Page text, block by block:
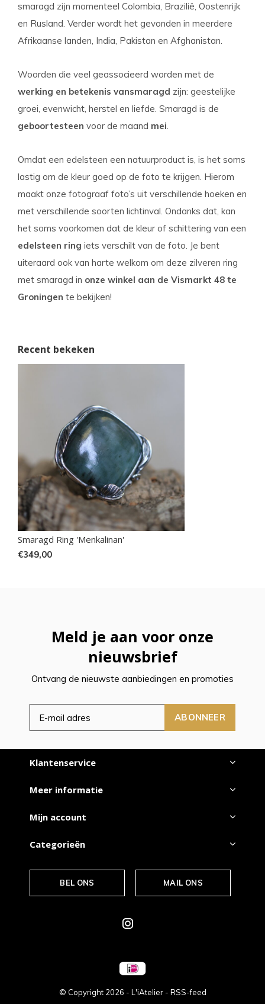
smaragd zijn momenteel Colombia, Brazilië, Oostenrijk
en Rusland. Verder wordt het gevonden in meerdere
Afrikaanse landen, India, Pakistan en Afghanistan.
Woorden die veel geassocieerd worden met de
werking en betekenis vansmaragd zijn: geestelijke
groei, evenwicht, herstel en liefde. Smaragd is de
geboortesteen voor de maand mei.
Omdat een edelsteen een natuurproduct is, is het soms
lastig om de kleur goed op de foto te krijgen. Hierom
maakt onze fotograaf foto’s uit verschillende hoeken en
met verschillende soorten lichtinval. Ondanks dat, kan
het soms voorkomen dat de kleur of schittering van een
edelsteen ring iets verschilt van de foto. Je bent
uiteraard ook van harte welkom om deze zilveren ring
met smaragd in onze winkel aan de Vismarkt 48 te
Groningen te bekijken!
Recent bekeken
Smaragd Ring 'Menkalinan'
€349,00
Meld je aan voor onze
nieuwsbrief
Ontvang de nieuwste aanbiedingen en promoties
ABONNEER
Klantenservice
Meer informatie
Mijn account
Categorieën
BEL ONS MAIL ONS
© Copyright 2026 - L'iAtelier - RSS-feed